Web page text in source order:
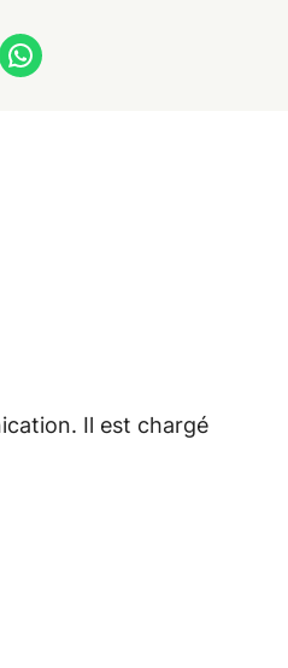
WhatsApp
Il est chargé